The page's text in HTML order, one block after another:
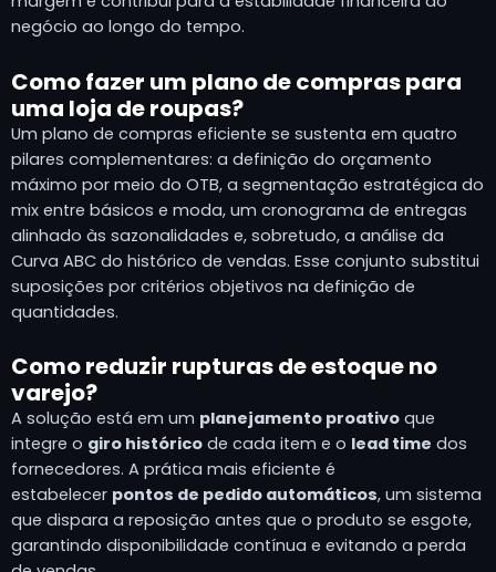
negócio ao longo do tempo.
Como fazer um plano de compras para
uma loja de roupas?
Um plano de compras eficiente se sustenta em quatro
pilares complementares: a definição do orçamento
máximo por meio do OTB, a segmentação estratégica do
mix entre básicos e moda, um cronograma de entregas
alinhado às sazonalidades e, sobretudo, a análise da
Curva ABC do histórico de vendas. Esse conjunto substitui
suposições por critérios objetivos na definição de
quantidades.
Como reduzir rupturas de estoque no
varejo?
A solução está em um planejamento proativo que
integre o giro histórico de cada item e o lead time dos
fornecedores. A prática mais eficiente é
estabelecer pontos de pedido automáticos, um sistema
que dispara a reposição antes que o produto se esgote,
garantindo disponibilidade contínua e evitando a perda